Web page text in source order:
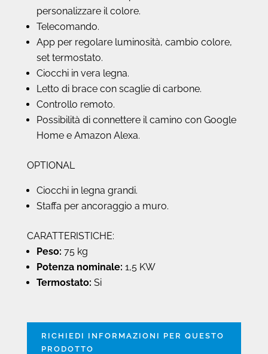
personalizzare il colore.
Telecomando.
App per regolare luminosità, cambio colore,
set termostato.
Ciocchi in vera legna.
Letto di brace con scaglie di carbone.
Controllo remoto.
Possibilità di connettere il camino con Google
Home e Amazon Alexa.
OPTIONAL
Ciocchi in legna grandi.
Staffa per ancoraggio a muro.
CARATTERISTICHE:
Peso: 75 kg
Potenza nominale: 1,5 KW
Termostato: Si
RICHIEDI INFORMAZIONI PER QUESTO
PRODOTTO